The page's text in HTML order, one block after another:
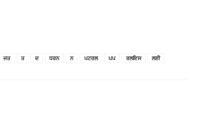
ਜਤ ਤ ਦ ਧਰਨ ਨ ਪਟਰਲ ਪਪ ਰਲਇਸ ਲਈ